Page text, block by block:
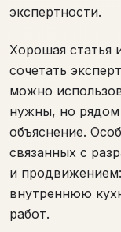
экспертности.
Хорошая статья
сочетать
можно
нужны, но рядом
объяснение.
связанных с
и продвижением:
внутреннюю
работ.